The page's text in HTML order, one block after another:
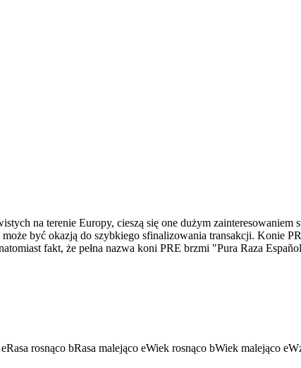
na terenie Europy, cieszą się one dużym
być okazją do szybkiego sfinalizowania transakcji. Konie
fakt, że pełna nazwa koni PRE brzmi "Pura Raza
eRasa rosnąco bRasa malejąco eWiek rosnąco bWiek malejąco e